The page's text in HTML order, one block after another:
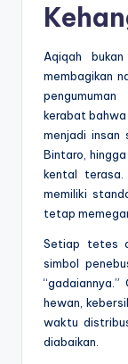
Aqiqah
membagikan
kerabat
menjadi insan
Bintaro,
kental terasa.
memiliki
tetap
Setiap tetes
simbol
hewan,
waktu
diabaikan.